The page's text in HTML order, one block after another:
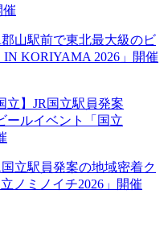
郡山駅前で東北最大級のビ
KORIYAMA 2026」開催
国立駅員発案の地域密着ク
ノミノイチ2026」開催